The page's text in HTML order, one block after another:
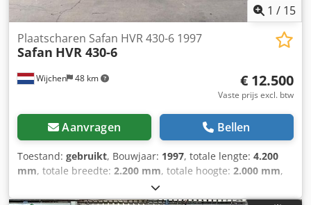
1 / 15
Wijchen 48 km
Plaatscharen Safan HVR 430-6 1997
Safan HVR 430-6
€ 12.500
Vaste prijs excl. btw
Aanvragen Bellen
Toestand: gebruikt, Bouwjaar: 1997, totale lengte: 4.200
mm, totale breedte: 2.200 mm, totale hoogte: 2.000 mm,
Kleur: Creme Gewicht: 13.500 kg Guillotineschaar,
knipbank knipschaar plaatschaar Type: Hydraulisch